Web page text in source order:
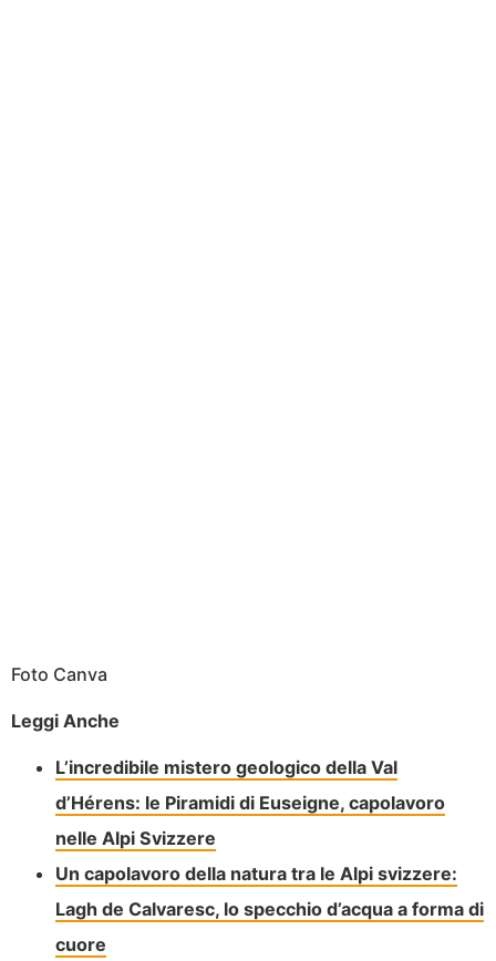
Foto Canva
Leggi Anche
L’incredibile mistero geologico della Val
d’Hérens: le Piramidi di Euseigne, capolavoro
nelle Alpi Svizzere
Un capolavoro della natura tra le Alpi svizzere:
Lagh de Calvaresc, lo specchio d’acqua a forma di
cuore